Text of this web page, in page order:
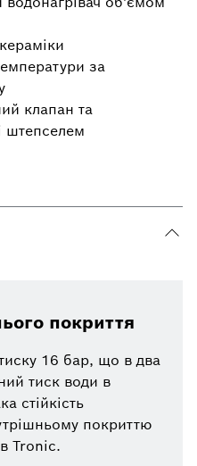
за
клапан та
штепселем
покриття
16 бар, що в два
тиск води в
стійкість
покриттю
Tronic.